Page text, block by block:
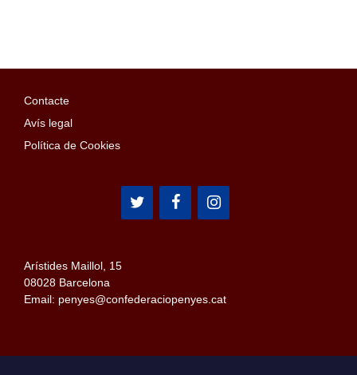
Contacte
Avís legal
Política de Cookies
Arístides Maillol, 15
08028 Barcelona
Email: penyes@confederaciopenyes.cat